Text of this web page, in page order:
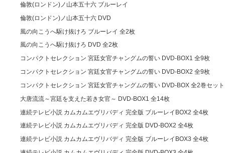
倫敦(ロンドン)ノ山本五十六 ブルーレイ
倫敦(ロンドン)ノ山本五十六 DVD
風の向こうへ駆け抜けろ ブルーレイ 全2枚
風の向こうへ駆け抜けろ DVD 全2枚
コンパクトセレクション 宮廷女官チャングムの誓い DVD-BOX1 全9枚
コンパクトセレクション 宮廷女官チャングムの誓い DVD-BOX2 全9枚
コンパクトセレクション 宮廷女官チャングムの誓い DVD-BOX 全2巻セット
大唐流流～宮廷を支えた若き女官～ DVD-BOX1 全14枚
連続テレビ小説 カムカムエヴリバディ 完全版 ブルーレイBOX2 全4枚
連続テレビ小説 カムカムエヴリバディ 完全版 DVD-BOX2 全4枚
連続テレビ小説 カムカムエヴリバディ 完全版 ブルーレイBOX3 全4枚